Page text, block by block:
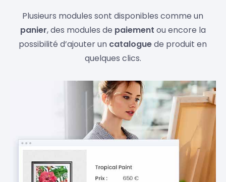
Plusieurs modules sont disponibles comme un
panier, des modules de paiement ou encore la
possibilité d’ajouter un cataloguede produit en
quelques clics.